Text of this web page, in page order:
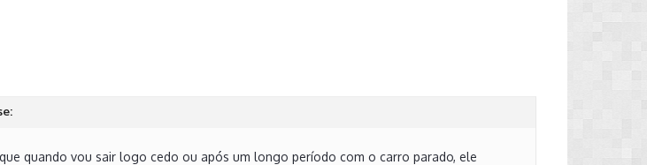
quando vou sair logo cedo ou após um longo período com o carro parado, ele